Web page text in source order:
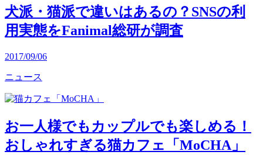
犬派・猫派で違いはあるの？SNSの利
用実態をFanimal総研が調査
2017/09/06
ニュース
お一人様でもカップルでも楽しめる！
おしゃれすぎる猫カフェ「MoCHA」